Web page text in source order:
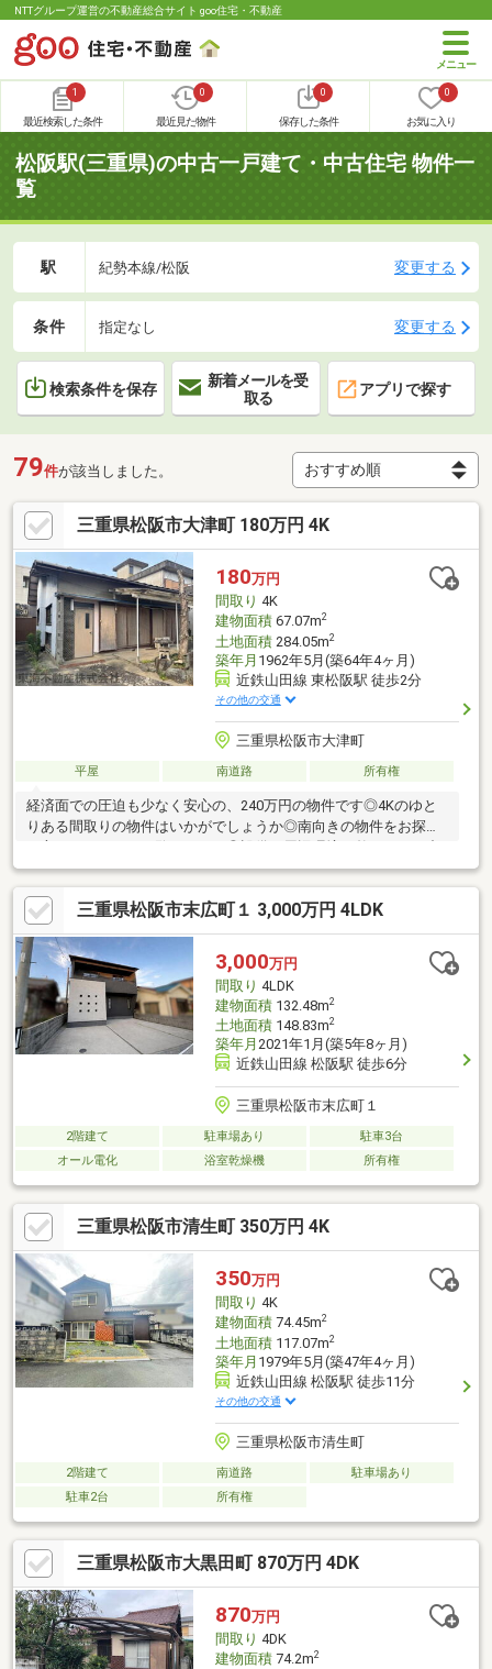
NTTグループ運営の不動産総合サイト goo住宅・不動産
1
最近検索した条件
0
最近見た物件
0
保存した条件
0
お気に入り
松阪駅(三重県)の中古一戸建て・中古住宅 物件一
覧
駅 紀勢本線/松阪 変更する
条件 指定なし 変更する
検索条件を保存
新着メールを受
取る
アプリで探す
79件が該当しました。
三重県松阪市大津町 180万円 4K
180万円
間取り 4K
建物面積67.07m2
土地面積284.05m2
築年月 1962年5月(築64年4ヶ月)
近鉄山田線 東松阪駅 徒歩2分
その他の交通
三重県松阪市大津町
平屋 南道路 所有権
経済面での圧迫も少なく安心の、240万円の物件です◎4Kのゆと
りある間取りの物件はいかがでしょうか◎南向きの物件をお探し
古戸建てはいかがでしょうか◎南向きの物件は、洗濯にも便利で
す◎建物面積が67.07㎡でスペースが十分のファミリーにもおすす
めの物件です◎駅の近くに立地する、徒歩2分圏内の物件です
(*^_^*)
三重県松阪市末広町１ 3,000万円 4LDK
3,000万円
間取り 4LDK
建物面積132.48m2
土地面積148.83m2
築年月 2021年1月(築5年8ヶ月)
近鉄山田線 松阪駅 徒歩6分
三重県松阪市末広町１
2階建て 駐車場あり
駐車3台
オール電化
浴室乾燥機 所有権
三重県松阪市清生町 350万円 4K
350万円
間取り 4K
建物面積74.45m2
土地面積117.07m2
築年月 1979年5月(築47年4ヶ月)
近鉄山田線 松阪駅 徒歩11分
その他の交通
三重県松阪市清生町
2階建て 南道路
駐車場あり
駐車2台
所有権
三重県松阪市大黒田町 870万円 4DK
870万円
間取り 4DK
建物面積74.2m2